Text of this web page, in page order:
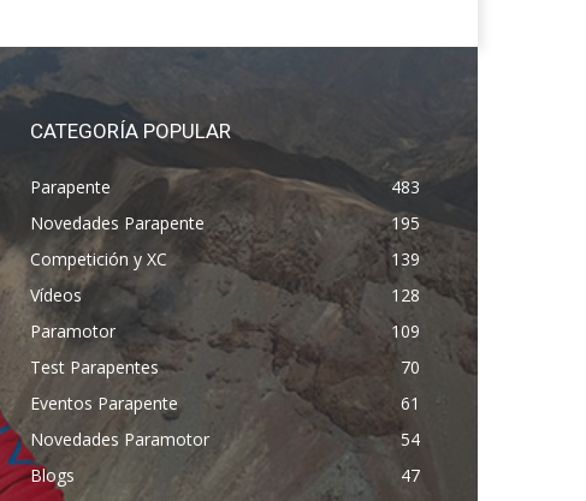
CATEGORÍA POPULAR
Parapente
483
Novedades Parapente
195
Competición y XC
139
Vídeos
128
Paramotor
109
Test Parapentes
70
Eventos Parapente
61
Novedades Paramotor
54
Blogs
47